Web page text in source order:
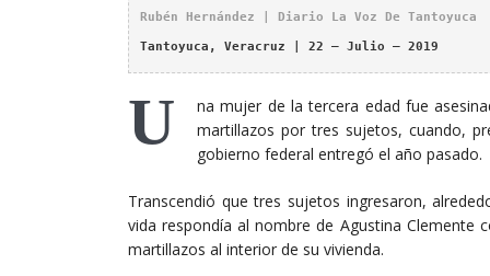
Rubén Hernández | Diario La Voz De Tantoyuca
Tantoyuca, Veracruz | 22 – Julio – 2019
U
na mujer de la tercera edad fue
martillazos por tres sujetos, cuando,
gobierno federal entregó el año pasado.
Transcendió que tres sujetos ingresaron,
vida respondía al nombre de Agustina Clemente
martillazos al interior de su vivienda.